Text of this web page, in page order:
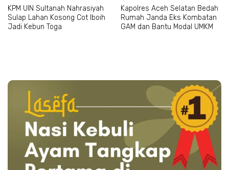
KPM UIN Sultanah Nahrasiyah
Sulap Lahan Kosong Cot Iboih
Jadi Kebun Toga
Kapolres Aceh Selatan Bedah
Rumah Janda Eks Kombatan
GAM dan Bantu Modal UMKM